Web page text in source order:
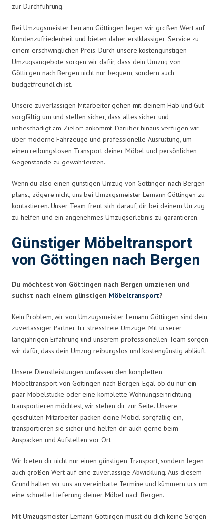
zur Durchführung.
Bei Umzugsmeister Lemann Göttingen legen wir großen Wert auf
Kundenzufriedenheit und bieten daher erstklassigen Service zu
einem erschwinglichen Preis. Durch unsere kostengünstigen
Umzugsangebote sorgen wir dafür, dass dein Umzug von
Göttingen nach Bergen nicht nur bequem, sondern auch
budgetfreundlich ist.
Unsere zuverlässigen Mitarbeiter gehen mit deinem Hab und Gut
sorgfältig um und stellen sicher, dass alles sicher und
unbeschädigt am Zielort ankommt. Darüber hinaus verfügen wir
über moderne Fahrzeuge und professionelle Ausrüstung, um
einen reibungslosen Transport deiner Möbel und persönlichen
Gegenstände zu gewährleisten.
Wenn du also einen günstigen Umzug von Göttingen nach Bergen
planst, zögere nicht, uns bei Umzugsmeister Lemann Göttingen zu
kontaktieren. Unser Team freut sich darauf, dir bei deinem Umzug
zu helfen und ein angenehmes Umzugserlebnis zu garantieren.
Günstiger Möbeltransport
von Göttingen nach Bergen
Du möchtest von Göttingen nach Bergen umziehen und
suchst nach einem günstigen Möbeltransport?
Kein Problem, wir von Umzugsmeister Lemann Göttingen sind dein
zuverlässiger Partner für stressfreie Umzüge. Mit unserer
langjährigen Erfahrung und unserem professionellen Team sorgen
wir dafür, dass dein Umzug reibungslos und kostengünstig abläuft.
Unsere Dienstleistungen umfassen den kompletten
Möbeltransport von Göttingen nach Bergen. Egal ob du nur ein
paar Möbelstücke oder eine komplette Wohnungseinrichtung
transportieren möchtest, wir stehen dir zur Seite. Unsere
geschulten Mitarbeiter packen deine Möbel sorgfältig ein,
transportieren sie sicher und helfen dir auch gerne beim
Auspacken und Aufstellen vor Ort.
Wir bieten dir nicht nur einen günstigen Transport, sondern legen
auch großen Wert auf eine zuverlässige Abwicklung. Aus diesem
Grund halten wir uns an vereinbarte Termine und kümmern uns um
eine schnelle Lieferung deiner Möbel nach Bergen.
Mit Umzugsmeister Lemann Göttingen musst du dich keine Sorgen